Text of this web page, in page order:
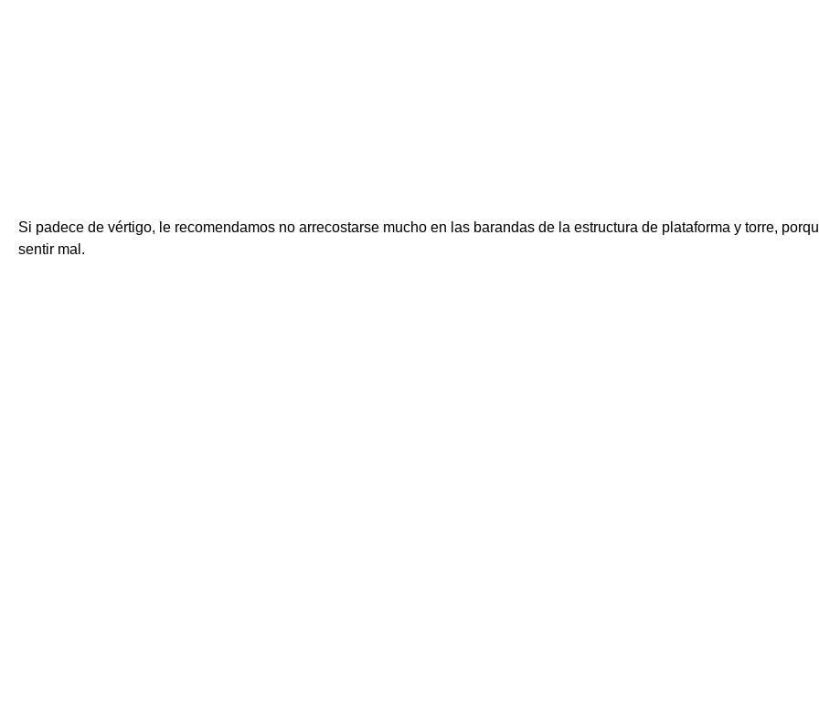
Si padece de vértigo, le recomendamos no arrecostarse mucho en las barandas de la estructura de plataforma y torre,
sentir mal.